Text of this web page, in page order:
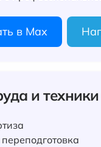
в Max
и